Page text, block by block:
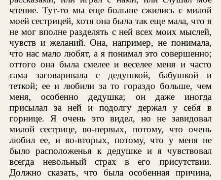
чтение. Тут-то мы еще больше сжились с милой
моей сестрицей, хотя она была так еще мала, что я
не мог вполне разделять с ней всех моих мыслей,
чувств и желаний. Она, например, не понимала,
что нас мало любят, а я понимал это совершенно;
оттого она была смелее и веселее меня и часто
сама заговаривала с дедушкой, бабушкой и
теткой; ее и любили за то гораздо больше, чем
меня, особенно дедушка; он даже иногда
присылал за ней и подолгу держал у себя в
горнице. Я очень это видел, но не завидовал
милой сестрице, во-первых, потому, что очень
любил ее, и во-вторых, потому, что у меня не
было расположенья к дедушке и я чувствовал
всегда невольный страх в его присутствии.
Должно сказать, что была особенная причина,